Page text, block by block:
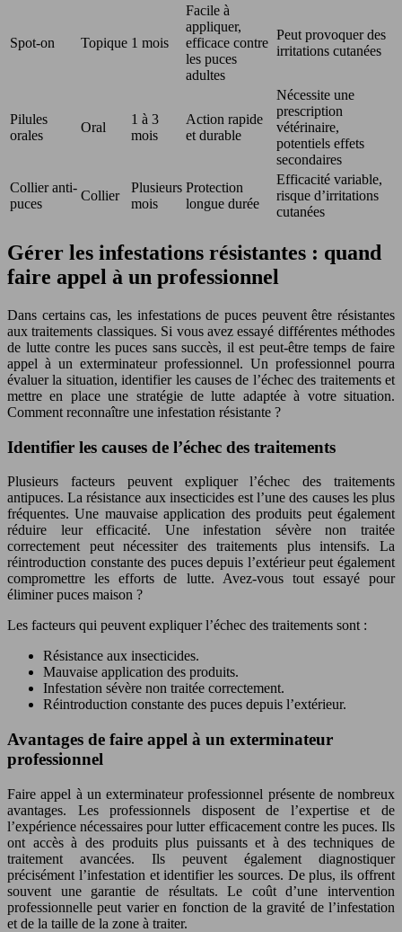
Spot-on Topique 1 mois
Facile à
appliquer,
efficace contre
les puces
adultes
Peut provoquer des
irritations cutanées
Pilules
orales
Oral
1 à 3
mois
Action rapide
et durable
Nécessite une
prescription
vétérinaire,
potentiels effets
secondaires
Collier anti-
puces
Collier
Plusieurs
mois
Protection
longue durée
Efficacité variable,
risque d’irritations
cutanées
Gérer les infestations résistantes : quand
faire appel à un professionnel
Dans certains cas, les infestations de puces peuvent être résistantes
aux traitements classiques. Si vous avez essayé différentes méthodes
de lutte contre les puces sans succès, il est peut-être temps de faire
appel à un exterminateur professionnel. Un professionnel pourra
évaluer la situation, identifier les causes de l’échec des traitements et
mettre en place une stratégie de lutte adaptée à votre situation.
Comment reconnaître une infestation résistante ?
Identifier les causes de l’échec des traitements
Plusieurs facteurs peuvent expliquer l’échec des traitements
antipuces. La résistance aux insecticides est l’une des causes les plus
fréquentes. Une mauvaise application des produits peut également
réduire leur efficacité. Une infestation sévère non traitée
correctement peut nécessiter des traitements plus intensifs. La
réintroduction constante des puces depuis l’extérieur peut également
compromettre les efforts de lutte. Avez-vous tout essayé pour
éliminer puces maison ?
Les facteurs qui peuvent expliquer l’échec des traitements sont :
Résistance aux insecticides.
Mauvaise application des produits.
Infestation sévère non traitée correctement.
Réintroduction constante des puces depuis l’extérieur.
Avantages de faire appel à un exterminateur
professionnel
Faire appel à un exterminateur professionnel présente de nombreux
avantages. Les professionnels disposent de l’expertise et de
l’expérience nécessaires pour lutter efficacement contre les puces. Ils
ont accès à des produits plus puissants et à des techniques de
traitement avancées. Ils peuvent également diagnostiquer
précisément l’infestation et identifier les sources. De plus, ils offrent
souvent une garantie de résultats. Le coût d’une intervention
professionnelle peut varier en fonction de la gravité de l’infestation
et de la taille de la zone à traiter.